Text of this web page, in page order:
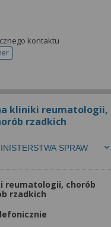
kontaktu
do rejestracji
kliniki reumatologii,
rzadkich
SPRAW
reumatologii, chorób
rzadkich